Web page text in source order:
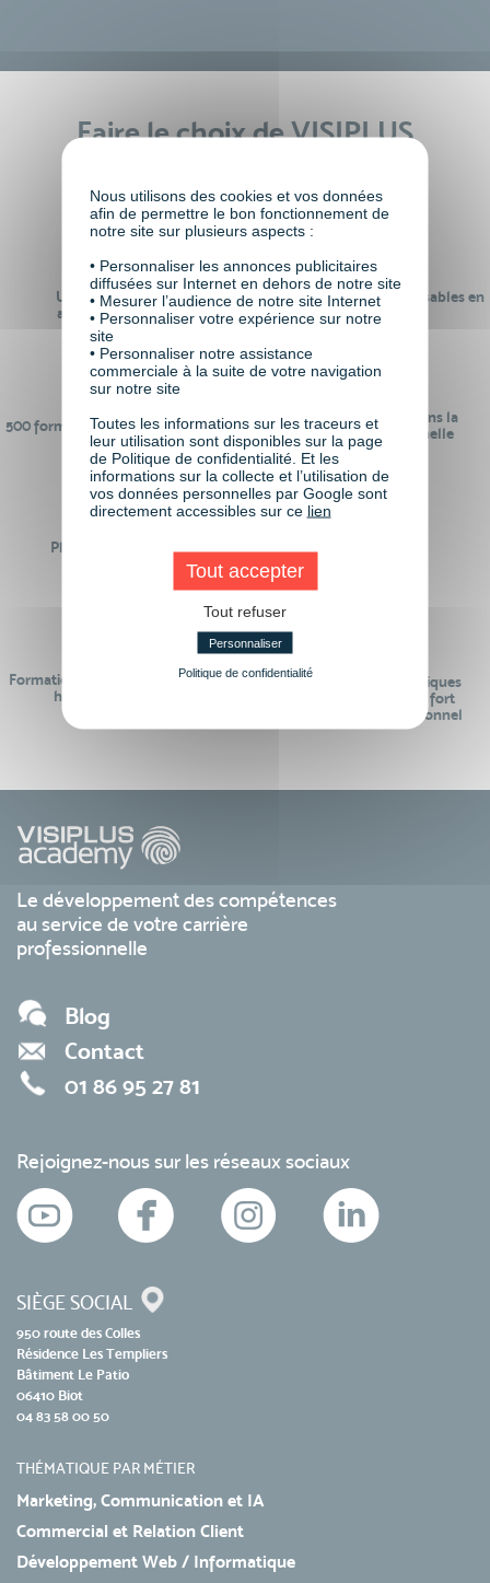
Faire le choix de VISIPLUS
Un réseau de 22 000
anciens participants
100% des formations réalisables en
digital learning
500 formations pour se préparer au
monde de demain
24 ans d'expérience dans la
formation professionnelle
Plus de 50 formations
Des intervenants
Formations réalisables pendant ou
hors temps de travail
Des contenus pédagogiques
« de pointe » et en lien fort
avec le monde professionnel
Le développement des compétences
au service de votre carrière
professionnelle
Blog
Contact
01 86 95 27 81
Rejoignez-nous sur les réseaux sociaux
SIÈGE SOCIAL
950 route des Colles
Résidence Les Templiers
Bâtiment Le Patio
06410 Biot
04 83 58 00 50
THÉMATIQUE PAR MÉTIER
Marketing, Communication et IA
Commercial et Relation Client
Développement Web / Informatique
Nous utilisons des cookies et vos données
afin de permettre le bon fonctionnement de
notre site sur plusieurs aspects :
• Personnaliser les annonces publicitaires
diffusées sur Internet en dehors de notre site
• Mesurer l’audience de notre site Internet
• Personnaliser votre expérience sur notre
site
• Personnaliser notre assistance
commerciale à la suite de votre navigation
sur notre site
Toutes les informations sur les traceurs et
leur utilisation sont disponibles sur la page
de Politique de confidentialité. Et les
informations sur la collecte et l’utilisation de
vos données personnelles par Google sont
directement accessibles sur ce lien
Tout accepter
Tout refuser
Personnaliser
Politique de confidentialité